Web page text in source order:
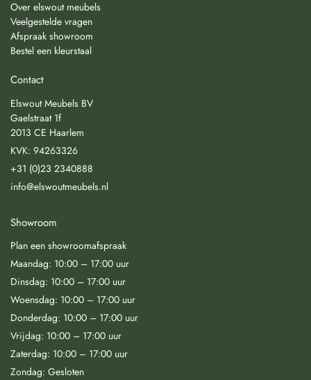
Over elswout meubels
Veelgestelde vragen
Afspraak showroom
Bestel een kleurstaal
Contact
Elswout Meubels BV
Gaelstraat 1f
2013 CE Haarlem
KVK: 94263326
+31 (0)23 2340888
info@elswoutmeubels.nl
Showroom
Plan een showroomafspraak
Maandag: 10:00 – 17:00 uur
Dinsdag: 10:00 – 17:00 uur
Woensdag: 10:00 – 17:00 uur
Donderdag: 10:00 – 17:00 uur
Vrijdag: 10:00 – 17:00 uur
Zaterdag: 10:00 – 17:00 uur
Zondag: Gesloten